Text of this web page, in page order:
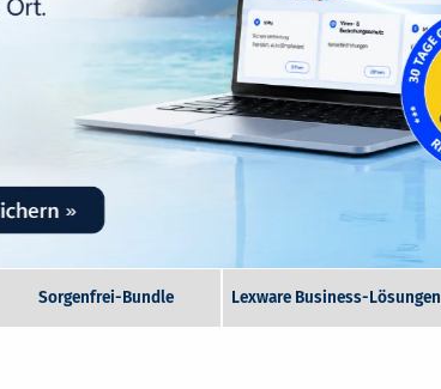
Sorgenfrei-Bundle Lexware Business-Lösungen